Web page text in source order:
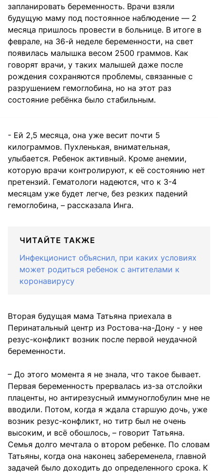
запланировать беременность. Врачи взяли
будущую маму под постоянное наблюдение — 2
месяца пришлось провести в больнице. В итоге в
феврале, на 36-й неделе беременности, на свет
появилась малышка весом 2500 граммов. Как
говорят врачи, у таких малышей даже после
рождения сохраняются проблемы, связанные с
разрушением гемоглобина, но на этот раз
состояние ребёнка было стабильным.
- Ей 2,5 месяца, она уже весит почти 5
килограммов. Пухленькая, внимательная,
улыбается. Ребенок активный. Кроме анемии,
которую врачи контролируют, к её состоянию нет
претензий. Гематологи надеются, что к 3-4
месяцам уже будет легче, без резких падений
гемоглобина, – рассказала Инга.
ЧИТАЙТЕ ТАКЖЕ
Инфекционист объяснил, при каких условиях
может родиться ребенок с антителами к
коронавирусу
Вторая будущая мама Татьяна приехала в
Перинатальный центр из Ростова-на-Дону - у нее
резус-конфликт возник после первой неудачной
беременности.
– До этого момента я не знала, что такое бывает.
Первая беременность прервалась из-за отслойки
плаценты, но антирезусный иммуноглобулин мне не
вводили. Потом, когда я ждала старшую дочь, уже
возник резус-конфликт, но титр был не очень
высоким, и всё обошлось, – говорит Татьяна.
Семья долго мечтала о втором ребенке. По словам
Татьяны, когда она наконец забеременела, главной
задачей было доходить до определенного срока. К